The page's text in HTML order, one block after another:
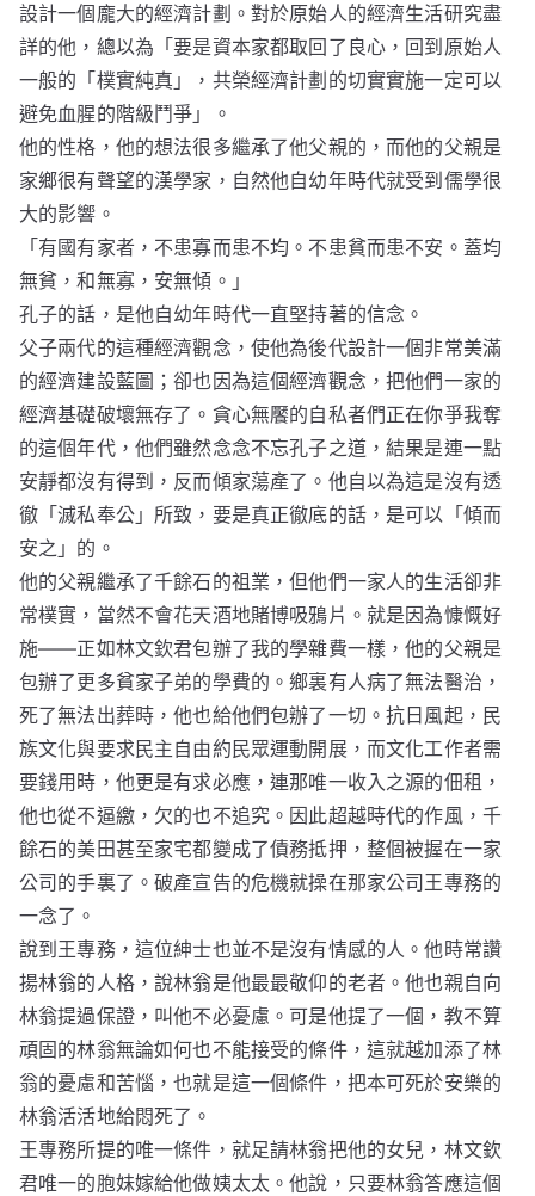
設計一個龐大的經濟計劃。對於原始人的經濟生活研究盡
詳的他，總以為「要是資本家都取回了良心，回到原始人
一般的「樸實純真」，共榮經濟計劃的切實實施一定可以
避免血腥的階級鬥爭」。
他的性格，他的想法很多繼承了他父親的，而他的父親是
家鄉很有聲望的漢學家，自然他自幼年時代就受到儒學很
大的影響。
「有國有家者，不患寡而患不均。不患貧而患不安。蓋均
無貧，和無寡，安無傾。」
孔子的話，是他自幼年時代一直堅持著的信念。
父子兩代的這種經濟觀念，使他為後代設計一個非常美滿
的經濟建設藍圖；卻也因為這個經濟觀念，把他們一家的
經濟基礎破壞無存了。貪心無饜的自私者們正在你爭我奪
的這個年代，他們雖然念念不忘孔子之道，結果是連一點
安靜都沒有得到，反而傾家蕩產了。他自以為這是沒有透
徹「滅私奉公」所致，要是真正徹底的話，是可以「傾而
安之」的。
他的父親繼承了千餘石的祖業，但他們一家人的生活卻非
常樸實，當然不會花天酒地賭博吸鴉片。就是因為慷慨好
施——正如林文欽君包辦了我的學雜費一樣，他的父親是
包辦了更多貧家子弟的學費的。鄉裏有人病了無法醫治，
死了無法出葬時，他也給他們包辦了一切。抗日風起，民
族文化與要求民主自由約民眾運動開展，而文化工作者需
要錢用時，他更是有求必應，連那唯一收入之源的佃租，
他也從不逼繳，欠的也不追究。因此超越時代的作風，千
餘石的美田甚至家宅都變成了債務抵押，整個被握在一家
公司的手裏了。破產宣告的危機就操在那家公司王專務的
一念了。
說到王專務，這位紳士也並不是沒有情感的人。他時常讚
揚林翁的人格，說林翁是他最最敬仰的老者。他也親自向
林翁提過保證，叫他不必憂慮。可是他提了一個，教不算
頑固的林翁無論如何也不能接受的條件，這就越加添了林
翁的憂慮和苦惱，也就是這一個條件，把本可死於安樂的
林翁活活地給悶死了。
王專務所提的唯一條件，就足請林翁把他的女兒，林文欽
君唯一的胞妹嫁給他做姨太太。他說，只要林翁答應這個